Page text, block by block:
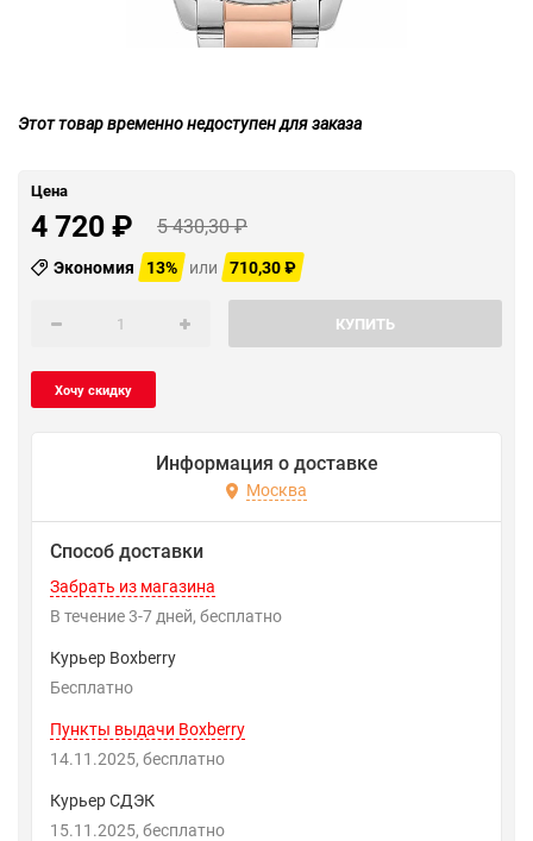
Этот товар временно недоступен для заказа
Цена
4 720₽ 5 430,30₽
Экономия 13% или 710,30₽
КУПИТЬ
Информация о доставке
Москва
Способ доставки
Забрать из магазина
В течение3-7 дней Бесплатно
Курьер Boxberry
Бесплатно
Пункты выдачи Boxberry
14.11.2025
Бесплатно
Курьер СДЭК
15.11.2025
Бесплатно